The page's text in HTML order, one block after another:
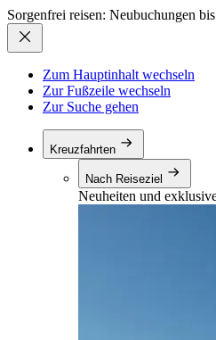
Sorgenfrei reisen: Neubuchungen
Zum Hauptinhalt wechseln
Zur Fußzeile wechseln
Zur Suche gehen
Kreuzfahrten
Nach Reiseziel
Neuheiten und